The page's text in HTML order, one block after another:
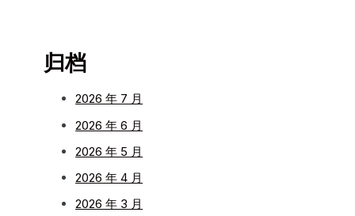
归档
2026 年 7 月
2026 年 6 月
2026 年 5 月
2026 年 4 月
2026 年 3 月